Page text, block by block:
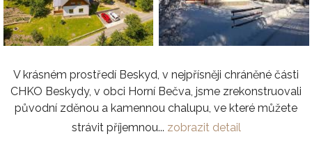
V krásném prostředí Beskyd, v nejpřísněji chráněné části
CHKO Beskydy, v obci Horní Bečva, jsme zrekonstruovali
původní zděnou a kamennou chalupu, ve které můžete
strávit příjemnou... zobrazit detail